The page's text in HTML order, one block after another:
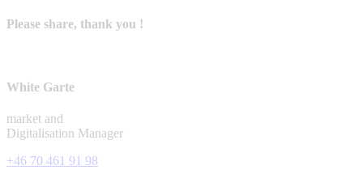
Please share, thank you !
White Garte
market and
Digitalisation Manager
+46 70 461 91 98